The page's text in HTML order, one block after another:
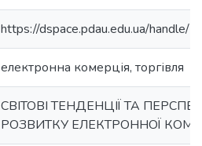
https://dspace.pdau.edu.ua/
електронна комерція, торгівля
СВІТОВІ ТЕНДЕНЦІЇ ТА
РОЗВИТКУ ЕЛЕКТРОННОЇ